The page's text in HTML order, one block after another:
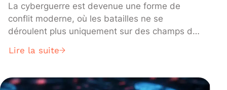
La cyberguerre est devenue une forme de
conflit moderne, où les batailles ne se
déroulent plus uniquement sur des champs de
systèmes informatiques.
Lire la suite